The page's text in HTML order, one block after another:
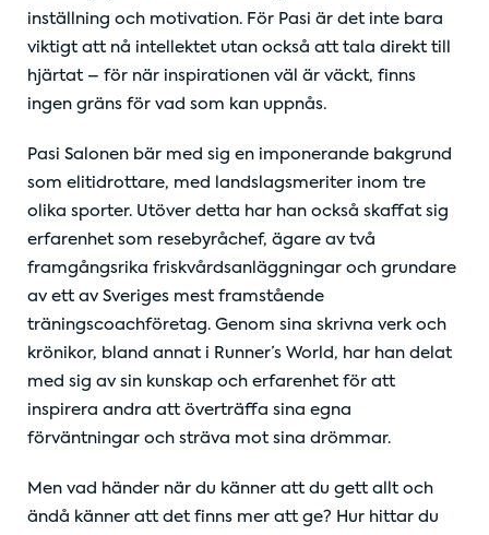
inställning och motivation. För Pasi är det inte bara
viktigt att nå intellektet utan också att tala direkt till
hjärtat – för när inspirationen väl är väckt, finns
ingen gräns för vad som kan uppnås.
Pasi Salonen bär med sig en imponerande bakgrund
som elitidrottare, med landslagsmeriter inom tre
olika sporter. Utöver detta har han också skaffat sig
erfarenhet som resebyråchef, ägare av två
framgångsrika friskvårdsanläggningar och grundare
av ett av Sveriges mest framstående
träningscoachföretag. Genom sina skrivna verk och
krönikor, bland annat i Runner’s World, har han delat
med sig av sin kunskap och erfarenhet för att
inspirera andra att överträffa sina egna
förväntningar och sträva mot sina drömmar.
Men vad händer när du känner att du gett allt och
ändå känner att det finns mer att ge? Hur hittar du